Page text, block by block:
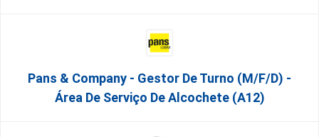
Pans & Company - Gestor De Turno (m/f/d) -
Área De Serviço De Alcochete (A12)